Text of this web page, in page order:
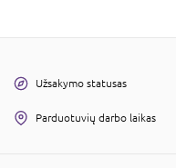
Užsakymo statusas
Parduotuvių darbo laikas